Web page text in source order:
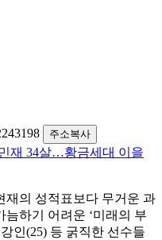
주소복사
재 34살…황금세대 이을
재의 성적표보다 무거운 과
하기 어려운 ‘미래의 부
인(25) 등 굵직한 선수들